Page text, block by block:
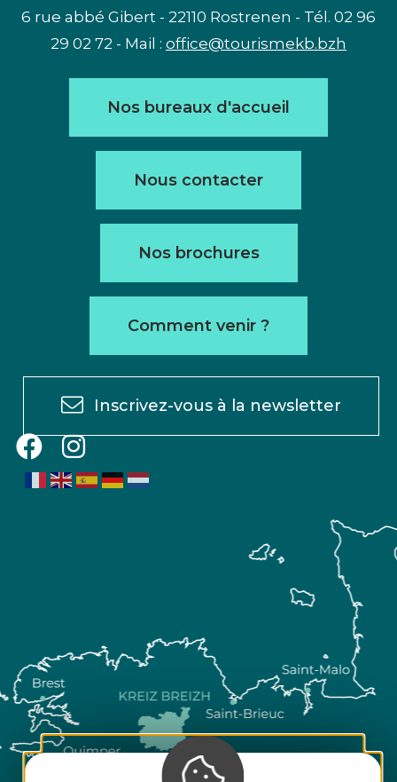
6 rue abbé Gibert - 22110 Rostrenen - Tél. 02 96
29 02 72 - Mail : office@tourismekb.bzh
Nos bureaux d'accueil
Nous contacter
Nos brochures
Comment venir ?
Inscrivez-vous à la newsletter